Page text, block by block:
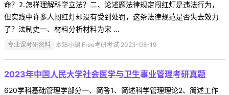
命？⒉怎样理解科学立法？二、论述题法律规定闯红灯是违法行为，
但实践中许多人闯红灯却没有受到处罚，这条法律规范是否失去效力
了？法制史一、材料分析材料为宋 ...
专业课考研资料 本站小编 Free考研考试 2023-08-19
2023年中国人民大学社会医学与卫生事业管理考研真题
620学科基础管理学部分一、简答1、简述科学管理理论2、简述工作